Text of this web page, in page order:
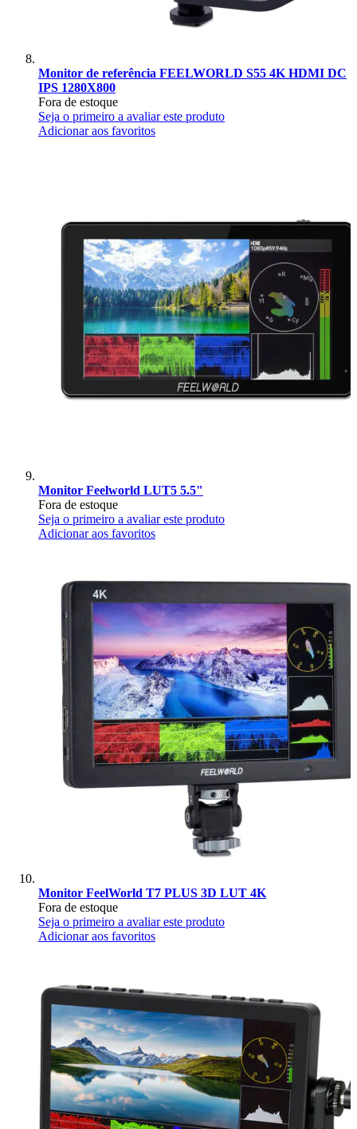
Monitor de referência FEELWORLD S55 4K HDMI DC
IPS 1280X800
Fora de estoque
Seja o primeiro a avaliar este produto
Adicionar aos favoritos
Monitor Feelworld LUT5 5.5"
Fora de estoque
Seja o primeiro a avaliar este produto
Adicionar aos favoritos
Monitor FeelWorld T7 PLUS 3D LUT 4K
Fora de estoque
Seja o primeiro a avaliar este produto
Adicionar aos favoritos